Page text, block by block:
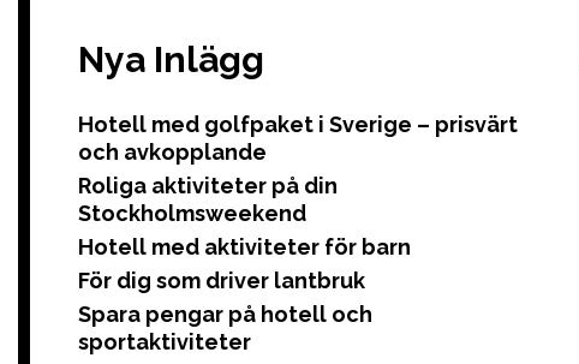
Nya Inlägg
Hotell med golfpaket i Sverige – prisvärt
och avkopplande
Roliga aktiviteter på din
Stockholmsweekend
Hotell med aktiviteter för barn
För dig som driver lantbruk
Spara pengar på hotell och
sportaktiviteter